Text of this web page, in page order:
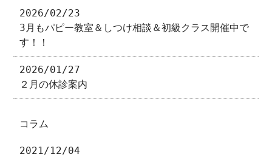
2026/02/23
3月もパピー教室＆しつけ相談＆初級クラス開催中で
す！！
2026/01/27
２月の休診案内
コラム
2021/12/04